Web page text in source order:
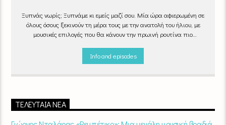
Ξυπνάς νωρίς; Ξυπνάμε κι εμείς μαζί σου. Μία ώρα αφιερωμένη σε
όλους όσους ξεκινούν τη μέρα τους με την ανατολή του ήλιου, με
μουσικές επιλογές που θα κάνουν την πρωινή ρουτίνα πιο
06:00 - 07:00 στον Empneusi 107 FM
Info and episodes
ΤΕΛΕΥΤΑΊΑ ΝΈΑ